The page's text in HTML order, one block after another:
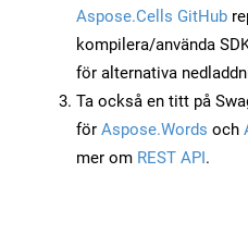
Aspose.Cells GitHub
kompilera/använda
för alternativa
Ta också en titt på
för Aspose.Words och
mer om REST API.